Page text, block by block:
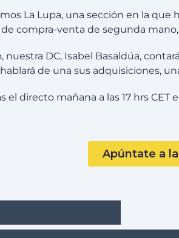
La Lupa, una sección en la que
compra-venta de segunda
nuestra DC, Isabel Basaldúa,
de una sus adquisiciones,
el directo mañana a las 17 hrs CET
Apúntate a